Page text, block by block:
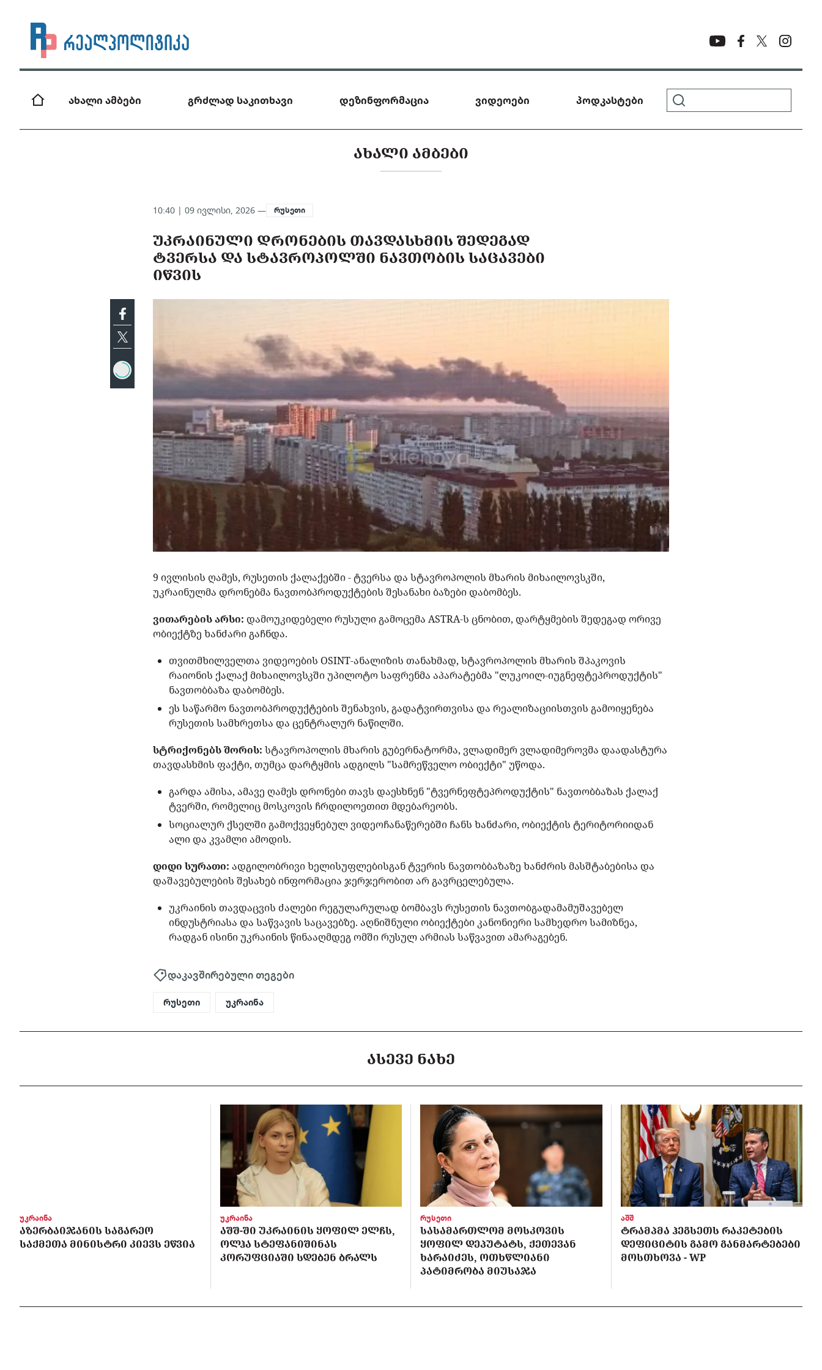
ახალი ამბები გრძლად საკითხავი დეზინფორმაცია ვიდეოები პოდკასტები
ᲐᲮᲐᲚᲘ ᲐᲛᲑᲔᲑᲘ
10:40 | 09 ივლისი, 2026 — რუსეთი
ᲣᲙᲠᲐᲘᲜᲣᲚᲘ ᲓᲠᲝᲜᲔᲑᲘᲡ ᲗᲐᲕᲓᲐᲡᲮᲛᲘᲡ ᲨᲔᲓᲔᲒᲐᲓ
ᲢᲕᲔᲠᲡᲐ ᲓᲐ ᲡᲢᲐᲕᲠᲝᲞᲝᲚᲨᲘ ᲜᲐᲕᲗᲝᲑᲘᲡ ᲡᲐᲪᲐᲕᲔᲑᲘ
ᲘᲬᲕᲘᲡ
9 ივლისის ღამეს, რუსეთის ქალაქებში - ტვერსა და სტავროპოლის მხარის მიხაილოვსკში,
უკრაინულმა დრონებმა ნავთობპროდუქტების შესანახი ბაზები დაბომბეს.
ვითარების არსი: დამოუკიდებელი რუსული გამოცემა ASTRA-ს ცნობით, დარტყმების შედეგად ორივე
ობიექტზე ხანძარი გაჩნდა.
თვითმხილველთა ვიდეოების OSINT-ანალიზის თანახმად, სტავროპოლის მხარის შპაკოვის
რაიონის ქალაქ მიხაილოვსკში უპილოტო საფრენმა აპარატებმა "ლუკოილ-იუგნეფტეპროდუქტის"
ნავთობბაზა დაბომბეს.
ეს საწარმო ნავთობპროდუქტების შენახვის, გადატვირთვისა და რეალიზაციისთვის გამოიყენება
რუსეთის სამხრეთსა და ცენტრალურ ნაწილში.
სტრიქონებს შორის:სტავროპოლის მხარის გუბერნატორმა, ვლადიმერ ვლადიმეროვმა დაადასტურა
თავდასხმის ფაქტი, თუმცა დარტყმის ადგილს "სამრეწველო ობიექტი" უწოდა.
გარდა ამისა, ამავე ღამეს დრონები თავს დაესხნენ "ტვერნეფტეპროდუქტის" ნავთობბაზას ქალაქ
ტვერში, რომელიც მოსკოვის ჩრდილოეთით მდებარეობს.
სოციალურ ქსელში გამოქვეყნებულ ვიდეოჩანაწერებში ჩანს ხანძარი, ობიექტის ტერიტორიიდან
ალი და კვამლი ამოდის.
დიდი სურათი:ადგილობრივი ხელისუფლებისგან ტვერის ნავთობბაზაზე ხანძრის მასშტაბებისა და
დაშავებულების შესახებ ინფორმაცია ჯერჯერობით არ გავრცელებულა.
უკრაინის თავდაცვის ძალები რეგულარულად ბომბავს რუსეთის ნავთობგადამამუშავებელ
ინდუსტრიასა და საწვავის საცავებზე. აღნიშნული ობიექტები კანონიერი სამხედრო სამიზნეა,
რადგან ისინი უკრაინის წინააღმდეგ ომში რუსულ არმიას საწვავით ამარაგებენ.
დაკავშირებული თეგები
რუსეთი უკრაინა
ᲐᲡᲔᲕᲔ ᲜᲐᲮᲔ
უკრაინა
ᲐᲖᲔᲠᲑᲐᲘᲯᲐᲜᲘᲡ ᲡᲐᲒᲐᲠᲔᲝ
ᲡᲐᲥᲛᲔᲗᲐ ᲛᲘᲜᲘᲡᲢᲠᲘ ᲙᲘᲔᲕᲡ ᲔᲬᲕᲘᲐ
უკრაინა
ᲐᲨᲨ-ᲨᲘ ᲣᲙᲠᲐᲘᲜᲘᲡ ᲧᲝᲤᲘᲚ ᲔᲚᲩᲡ,
ᲝᲚᲰᲐ ᲡᲢᲔᲤᲐᲜᲘᲨᲘᲜᲐᲡ
ᲙᲝᲠᲣᲤᲪᲘᲐᲨᲘ ᲡᲓᲔᲑᲔᲜ ᲑᲠᲐᲚᲡ
რუსეთი
ᲡᲐᲡᲐᲛᲐᲠᲗᲚᲝᲛ ᲛᲝᲡᲙᲝᲕᲘᲡ
ᲧᲝᲤᲘᲚ ᲓᲔᲞᲣᲢᲐᲢᲡ, ᲥᲔᲗᲔᲕᲐᲜ
ᲮᲐᲠᲐᲘᲫᲔᲡ, ᲝᲗᲮᲬᲚᲘᲐᲜᲘ
ᲞᲐᲢᲘᲛᲠᲝᲑᲐ ᲛᲘᲣᲡᲐᲯᲐ
აშშ
ᲢᲠᲐᲛᲞᲛᲐ ᲰᲔᲒᲡᲔᲗᲡ ᲠᲐᲙᲔᲢᲔᲑᲘᲡ
ᲓᲔᲤᲘᲪᲘᲢᲘᲡ ᲒᲐᲛᲝ ᲒᲐᲜᲛᲐᲠᲢᲔᲑᲔᲑᲘ
ᲛᲝᲡᲗᲮᲝᲕᲐ - WP